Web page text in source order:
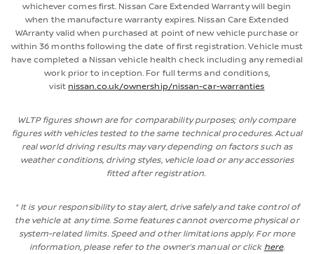
whichever comes first. Nissan Care Extended Warranty will begin
when the manufacture warranty expires. Nissan Care Extended
WArranty valid when purchased at point of new vehicle purchase or
within 36 months following the date of first registration. Vehicle must
have completed a Nissan vehicle health check including any remedial
work prior to inception. For full terms and conditions,
visit nissan.co.uk/ownership/nissan-car-warranties
WLTP figures shown are for comparability purposes; only compare
figures with vehicles tested to the same technical procedures. Actual
real world driving results may vary depending on factors such as
weather conditions, driving styles, vehicle load or any accessories
fitted after registration.
* It is your responsibility to stay alert, drive safely and take control of
the vehicle at any time. Some features cannot overcome physical or
system-related limits. Speed and other limitations apply. For more
information, please refer to the owner’s manual or click here.